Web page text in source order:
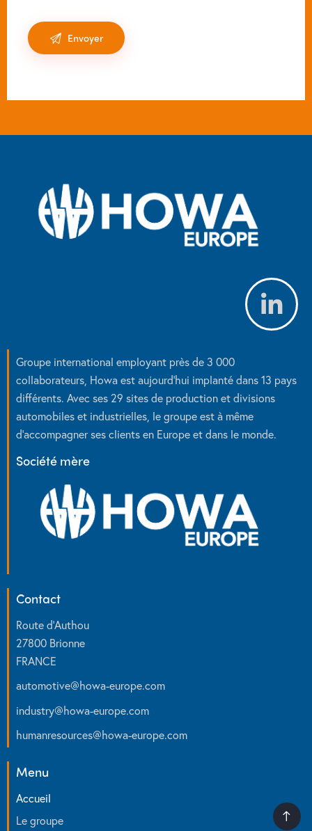
Groupe international employant près de 3 000
collaborateurs, Howa est aujourd’hui implanté dans 13 pays
différents. Avec ses 29 sites de production et divisions
automobiles et industrielles, le groupe est à même
d’accompagner ses clients en Europe et dans le monde.
Société mère
Contact
Route d’Authou
27800 Brionne
FRANCE
automotive@howa-europe.com
industry@howa-europe.com
humanresources@howa-europe.com
Menu
Accueil
Le groupe